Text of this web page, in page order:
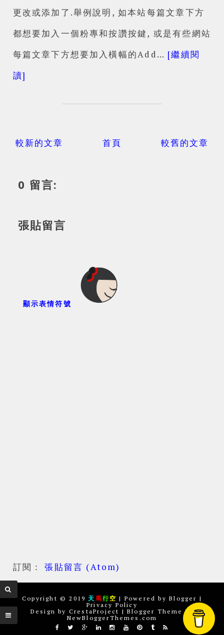
更改或添加了.舉例說明, 如本站每篇文章下方
都想要加入一個粉專和按讚按鍵, 或是有些網站
每篇文章下方想要加入橫幅的Add… [繼續閱
讀]
較新的文章 較舊的文章
首頁
0 留言:
張貼留言
顯示表情符號
訂閱：張貼留言 (Atom)
Copyright © 2019 天 馬行空 | Powered byBlogger |
Privacy Policy
Design by CrestaProject | Blogger Theme by
NewBloggerThemes.com